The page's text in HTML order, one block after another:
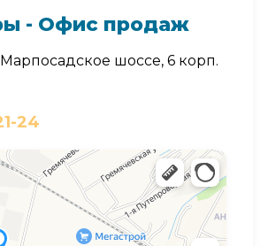
- Офис продаж
шоссе, 6 корп.
24